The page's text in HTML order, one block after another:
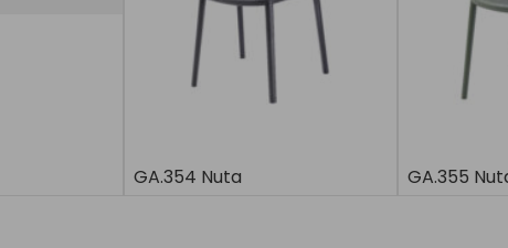
GA.354 Nuta GA.355